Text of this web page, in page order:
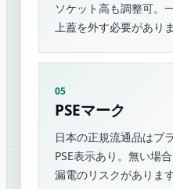
ソケット高も調整可。
上蓋を外す必要がありま
05
PSEマーク
日本の正規流通品はプ
PSE表示あり。無い場
漏電のリスクがあります